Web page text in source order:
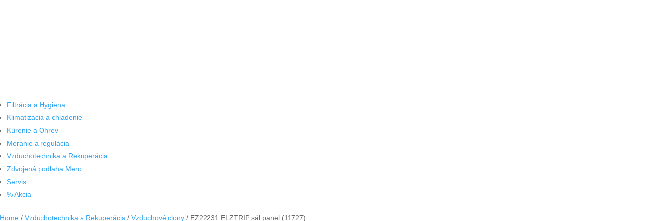
Filtrácia a Hygiena
Klimatizácia a chladenie
Kúrenie a Ohrev
Meranie a regulácia
Vzduchotechnika a Rekuperácia
Zdvojená podlaha Mero
Servis
% Akcia
Home / Vzduchotechnika a Rekuperácia / Vzduchové clony / EZ22231 ELZTRIP sál.panel (11727)